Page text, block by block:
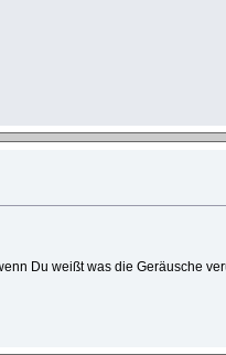
Du weißt was die Geräusche